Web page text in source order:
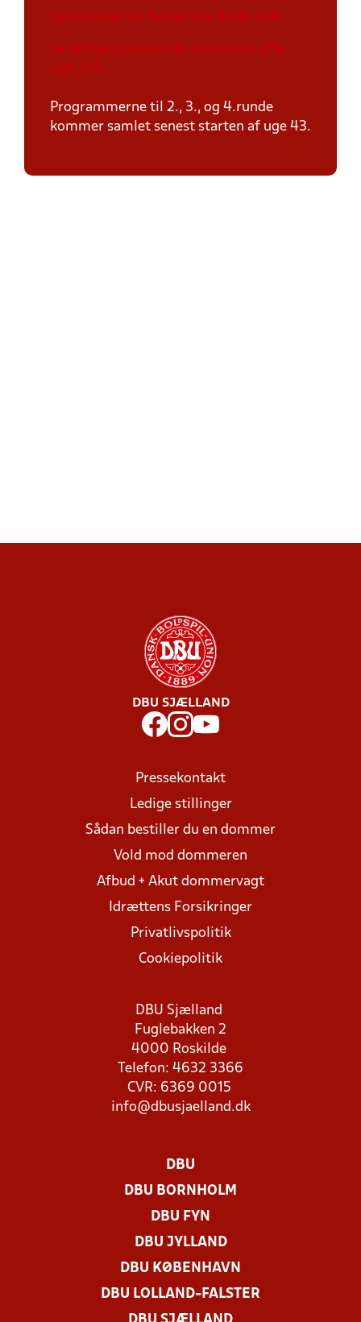
Spillereglerne findes via dette link.
Se ledige pladser via dette link (fra
uge 43).
Programmerne til 2., 3., og 4.runde
kommer samlet senest starten af uge 43.
DBU SJÆLLAND
Pressekontakt
Ledige stillinger
Sådan bestiller du en dommer
Vold mod dommeren
Afbud + Akut dommervagt
Idrættens Forsikringer
Privatlivspolitik
Cookiepolitik
DBU Sjælland
Fuglebakken 2
4000 Roskilde
Telefon: 4632 3366
CVR: 6369 0015
info@dbusjaelland.dk
DBU
DBU BORNHOLM
DBU FYN
DBU JYLLAND
DBU KØBENHAVN
DBU LOLLAND-FALSTER